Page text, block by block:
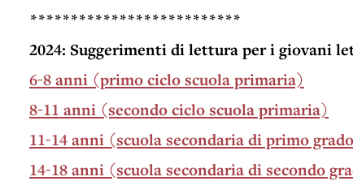
**************************
2024: Suggerimenti di lettura per i giovani
6-8 anni (primo ciclo scuola primaria)
8-11 anni (secondo ciclo scuola primaria)
11-14 anni (scuola secondaria di primo
14-18 anni (scuola secondaria di secondo